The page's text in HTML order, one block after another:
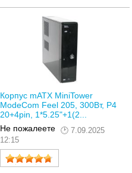
Корпус mATX MiniTower
ModeCom Feel 205, 300Вт, P4
20+4pin, 1*5.25"+1(2...
Не пожалеете
7.09.2025
12:15